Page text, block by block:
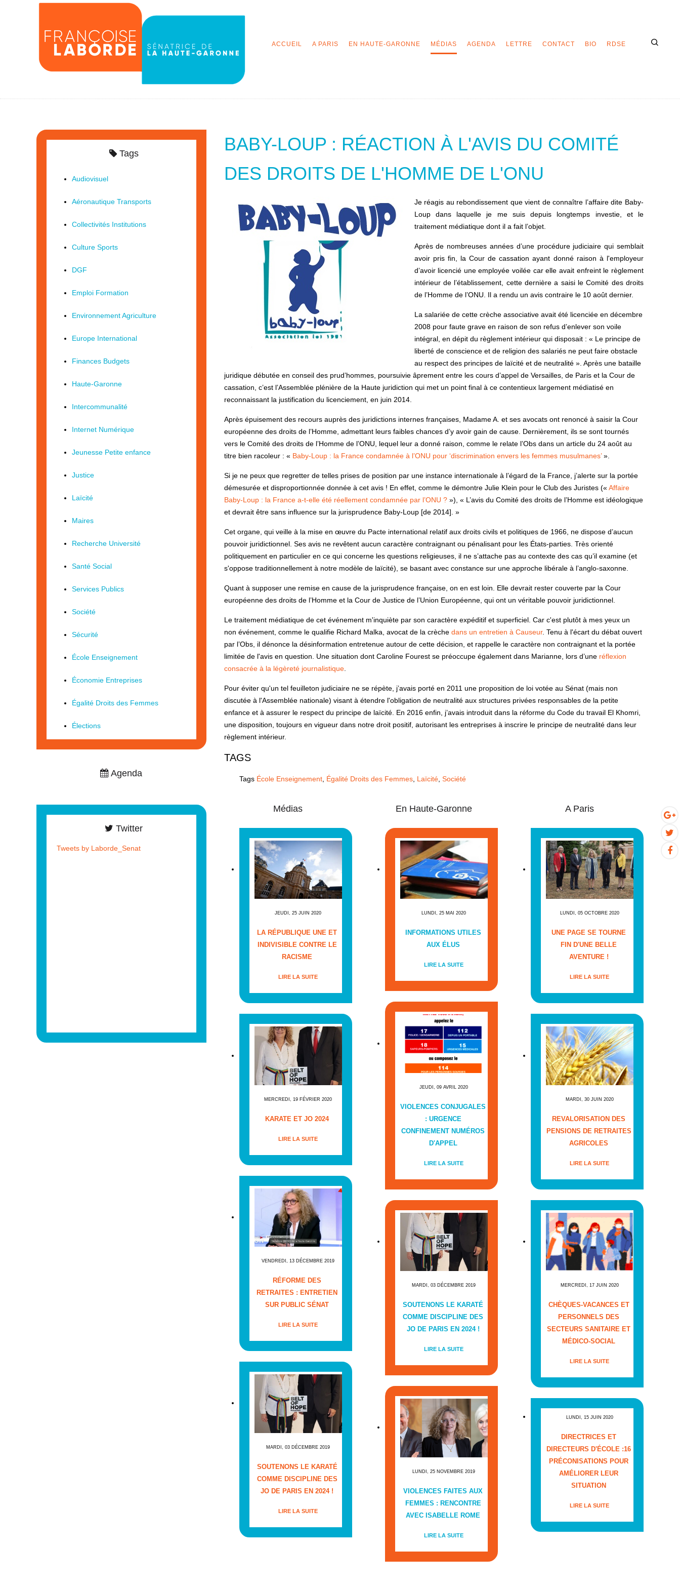
ACCUEIL A PARIS EN HAUTE-GARONNE MÉDIAS AGENDA LETTRE CONTACT BIO RDSE
BABY-LOUP : RÉACTION À L'AVIS DU COMITÉ
DES DROITS DE L'HOMME DE L'ONU
Je réagis au rebondissement que vient de connaître l’affaire dite Baby-
Loup dans laquelle je me suis depuis longtemps investie, et le
traitement médiatique dont il a fait l’objet.
Après de nombreuses années d’une procédure judiciaire qui semblait
avoir pris fin, la Cour de cassation ayant donné raison à l'employeur
d’avoir licencié une employée voilée car elle avait enfreint le règlement
intérieur de l’établissement, cette dernière a saisi le Comité des droits
de l’Homme de l’ONU. Il a rendu un avis contraire le 10 août dernier.
La salariée de cette crèche associative avait été licenciée en décembre
2008 pour faute grave en raison de son refus d’enlever son voile
intégral, en dépit du règlement intérieur qui disposait : « Le principe de
liberté de conscience et de religion des salariés ne peut faire obstacle
au respect des principes de laïcité et de neutralité ». Après une bataille
juridique débutée en conseil des prud’hommes, poursuivie âprement entre les cours d’appel de Versailles, de Paris et la Cour de
cassation, c’est l’Assemblée plénière de la Haute juridiction qui met un point final à ce contentieux largement médiatisé en
reconnaissant la justification du licenciement, en juin 2014.
Après épuisement des recours auprès des juridictions internes françaises, Madame A. et ses avocats ont renoncé à saisir la Cour
européenne des droits de l’Homme, admettant leurs faibles chances d’y avoir gain de cause. Dernièrement, ils se sont tournés
vers le Comité des droits de l’Homme de l’ONU, lequel leur a donné raison, comme le relate l’Obs dans un article du 24 août au
titre bien racoleur : « Baby-Loup : la France condamnée à l’ONU pour ‘discrimination envers les femmes musulmanes’».
Si je ne peux que regretter de telles prises de position par une instance internationale à l’égard de la France, j’alerte sur la portée
démesurée et disproportionnée donnée à cet avis ! En effet, comme le démontre Julie Klein pour le Club des Juristes (« Affaire
Baby-Loup : la France a-t-elle été réellement condamnée par l’ONU ?»), « L’avis du Comité des droits de l’Homme est idéologique
et devrait être sans influence sur la jurisprudence Baby-Loup [de 2014]. »
Cet organe, qui veille à la mise en œuvre du Pacte international relatif aux droits civils et politiques de 1966, ne dispose d’aucun
pouvoir juridictionnel. Ses avis ne revêtent aucun caractère contraignant ou pénalisant pour les États-parties. Très orienté
politiquement en particulier en ce qui concerne les questions religieuses, il ne s’attache pas au contexte des cas qu’il examine (et
s'oppose traditionnellement à notre modèle de laïcité), se basant avec constance sur une approche libérale à l’anglo-saxonne.
Quant à supposer une remise en cause de la jurisprudence française, on en est loin. Elle devrait rester couverte par la Cour
européenne des droits de l’Homme et la Cour de Justice de l’Union Européenne, qui ont un véritable pouvoir juridictionnel.
Le traitement médiatique de cet événement m'inquiète par son caractère expéditif et superficiel. Car c'est plutôt à mes yeux un
non événement, comme le qualifie Richard Malka, avocat de la crèche dans un entretien à Causeur. Tenu à l'écart du débat ouvert
par l’Obs, il dénonce la désinformation entretenue autour de cette décision, et rappelle le caractère non contraignant et la portée
limitée de l'avis en question. Une situation dont Caroline Fourest se préoccupe également dans Marianne, lors d’une réflexion
consacrée à la légèreté journalistique.
Pour éviter qu'un tel feuilleton judiciaire ne se répète, j’avais porté en 2011 une proposition de loi votée au Sénat (mais non
discutée à l'Assemblée nationale) visant à étendre l'obligation de neutralité aux structures privées responsables de la petite
enfance et à assurer le respect du principe de laïcité. En 2016 enfin, j’avais introduit dans la réforme du Code du travail El Khomri,
une disposition, toujours en vigueur dans notre droit positif, autorisant les entreprises à inscrire le principe de neutralité dans leur
règlement intérieur.
TAGS
Tags École Enseignement, Égalité Droits des Femmes, Laïcité, Société
Médias
JEUDI, 25 JUIN 2020
LA RÉPUBLIQUE UNE ET
INDIVISIBLE CONTRE LE
RACISME
LIRE LA SUITE
MERCREDI, 19 FÉVRIER 2020
KARATE ET JO 2024
LIRE LA SUITE
VENDREDI, 13 DÉCEMBRE 2019
RÉFORME DES
RETRAITES : ENTRETIEN
SUR PUBLIC SÉNAT
LIRE LA SUITE
MARDI, 03 DÉCEMBRE 2019
SOUTENONS LE KARATÉ
COMME DISCIPLINE DES
JO DE PARIS EN 2024 !
LIRE LA SUITE
En Haute-Garonne
LUNDI, 25 MAI 2020
INFORMATIONS UTILES
AUX ÉLUS
LIRE LA SUITE
JEUDI, 09 AVRIL 2020
VIOLENCES CONJUGALES
: URGENCE
CONFINEMENT NUMÉROS
D'APPEL
LIRE LA SUITE
MARDI, 03 DÉCEMBRE 2019
SOUTENONS LE KARATÉ
COMME DISCIPLINE DES
JO DE PARIS EN 2024 !
LIRE LA SUITE
LUNDI, 25 NOVEMBRE 2019
VIOLENCES FAITES AUX
FEMMES : RENCONTRE
AVEC ISABELLE ROME
LIRE LA SUITE
A Paris
LUNDI, 05 OCTOBRE 2020
UNE PAGE SE TOURNE
FIN D'UNE BELLE
AVENTURE !
LIRE LA SUITE
MARDI, 30 JUIN 2020
REVALORISATION DES
PENSIONS DE RETRAITES
AGRICOLES
LIRE LA SUITE
MERCREDI, 17 JUIN 2020
CHÈQUES-VACANCES ET
PERSONNELS DES
SECTEURS SANITAIRE ET
MÉDICO-SOCIAL
LIRE LA SUITE
LUNDI, 15 JUIN 2020
DIRECTRICES ET
DIRECTEURS D'ÉCOLE :16
PRÉCONISATIONS POUR
AMÉLIORER LEUR
SITUATION
LIRE LA SUITE
Tags
Audiovisuel
Aéronautique Transports
Collectivités Institutions
Culture Sports
DGF
Emploi Formation
Environnement Agriculture
Europe International
Finances Budgets
Haute-Garonne
Intercommunalité
Internet Numérique
Jeunesse Petite enfance
Justice
Laïcité
Maires
Recherche Université
Santé Social
Services Publics
Société
Sécurité
École Enseignement
Économie Entreprises
Égalité Droits des Femmes
Élections
Agenda
Twitter
Tweets by Laborde_Senat